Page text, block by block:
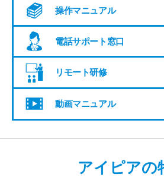
操作マニュアル
電話サポート 窓口
リモート研修
動画マニュアル
アイピアの